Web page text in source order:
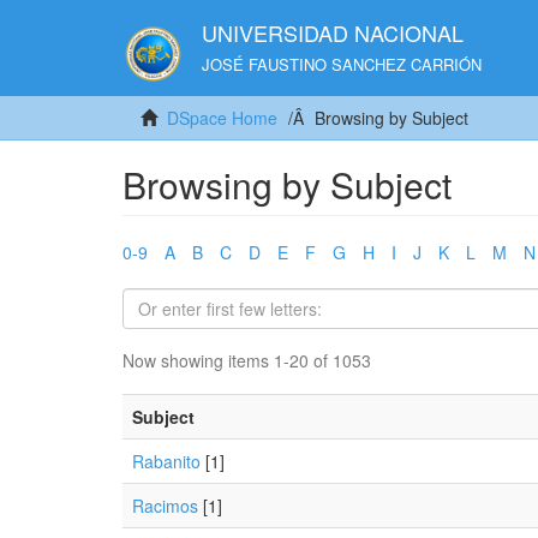
UNIVERSIDAD NACIONAL
JOSÉ FAUSTINO SANCHEZ CARRIÓN
DSpace Home Browsing by Subject
Browsing by Subject
0-9 A B C D E F G H I J K L M N
Now showing items 1-20 of 1053
Subject
Rabanito [1]
Racimos [1]